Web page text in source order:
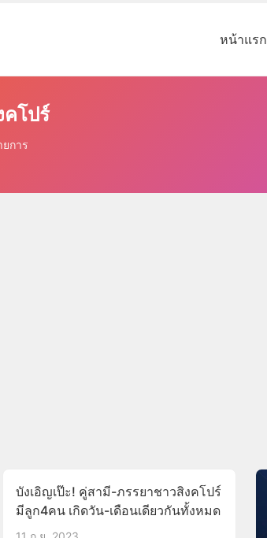
หน้าแรก
คโปร์
การ
บังเอิญเป๊ะ! คู่สามี-ภรรยาชาวสิงคโปร์
มีลูก4คน เกิดวัน-เดือนเดียวกันทั้งหมด